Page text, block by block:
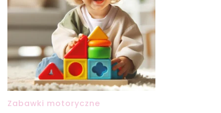
Zabawki motoryczne